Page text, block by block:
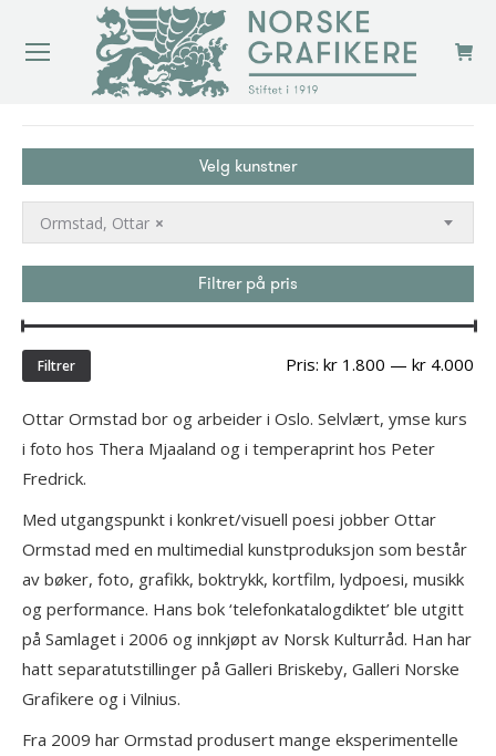
Velg kunstner
×
Ormstad, Ottar
Filtrer på pris
Filtrer Pris: kr 1.800 — kr 4.000
Ottar Ormstad bor og arbeider i Oslo. Selvlært, ymse kurs
i foto hos Thera Mjaaland og i temperaprint hos Peter
Fredrick.
Med utgangspunkt i konkret/visuell poesi jobber Ottar
Ormstad med en multimedial kunstproduksjon som består
av bøker, foto, grafikk, boktrykk, kortfilm, lydpoesi, musikk
og performance. Hans bok ‘telefonkatalogdiktet’ ble utgitt
på Samlaget i 2006 og innkjøpt av Norsk Kulturråd. Han har
hatt separatutstillinger på Galleri Briskeby, Galleri Norske
Grafikere og i Vilnius.
Fra 2009 har Ormstad produsert mange eksperimentelle